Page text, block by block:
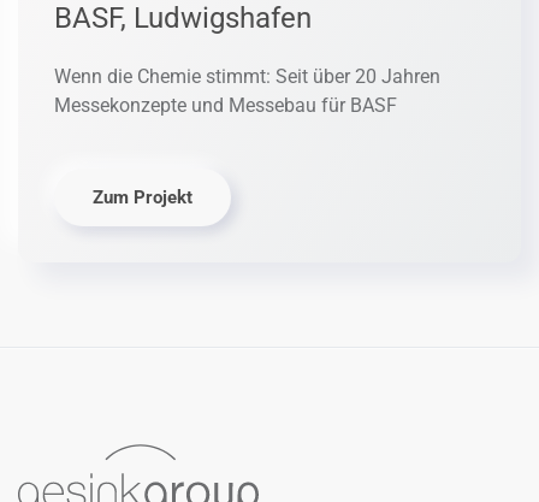
BASF, Ludwigshafen
Wenn die Chemie stimmt: Seit über 20 Jahren
Messekonzepte und Messebau für BASF
Zum Projekt